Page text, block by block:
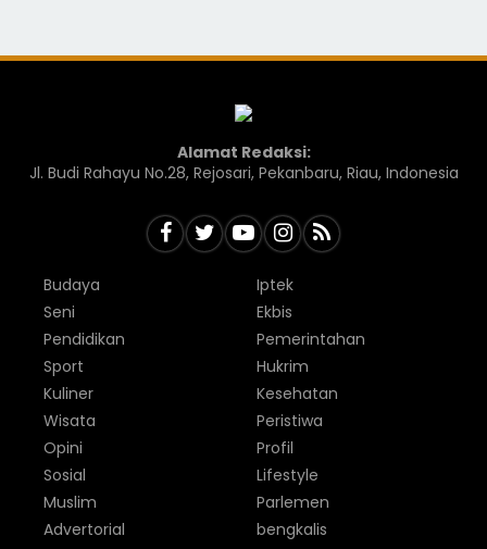
Alamat Redaksi:
Jl. Budi Rahayu No.28, Rejosari, Pekanbaru, Riau, Indonesia
Budaya
Seni
Pendidikan
Sport
Kuliner
Wisata
Iptek
Ekbis
Pemerintahan
Hukrim
Kesehatan
Peristiwa
Opini
Sosial
Muslim
Advertorial
Profil
Lifestyle
Parlemen
bengkalis